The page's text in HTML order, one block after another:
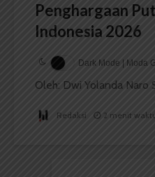
Penghargaan
Indonesia 2026
Dark Mode | Moda
Oleh: Dwi Yolanda Naro
Redaksi 2 menit